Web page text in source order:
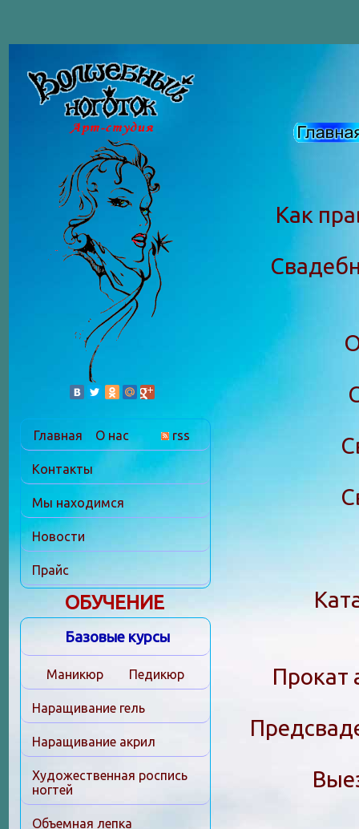
Как
Прокат
Главная О нас rss
Контакты
Мы находимся
Новости
Прайс
ОБУЧЕНИЕ
Базовые курсы
Маникюр Педикюр
Наращивание гель
Наращивание акрил
Художественная роспись
ногтей
Объемная лепка